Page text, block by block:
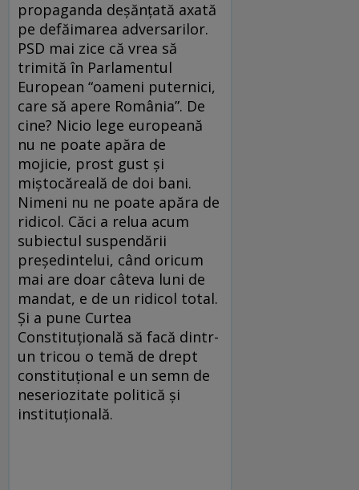
propaganda deşănţată axată
pe defăimarea adversarilor.
PSD mai zice că vrea să
trimită în Parlamentul
European “oameni puternici,
care să apere România”. De
cine? Nicio lege europeană
nu ne poate apăra de
mojicie, prost gust şi
miştocăreală de doi bani.
Nimeni nu ne poate apăra de
ridicol. Căci a relua acum
subiectul suspendării
preşedintelui, când oricum
mai are doar câteva luni de
mandat, e de un ridicol total.
Şi a pune Curtea
Constituţională să facă dintr-
un tricou o temă de drept
constituţional e un semn de
neseriozitate politică şi
instituţională.